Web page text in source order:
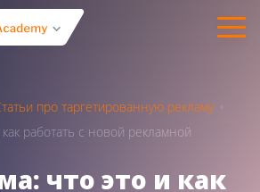
про таргетированную рекламу
работать с новой рекламной
что это и как